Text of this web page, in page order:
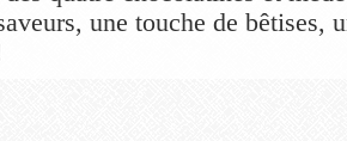
une touche de bêtises,